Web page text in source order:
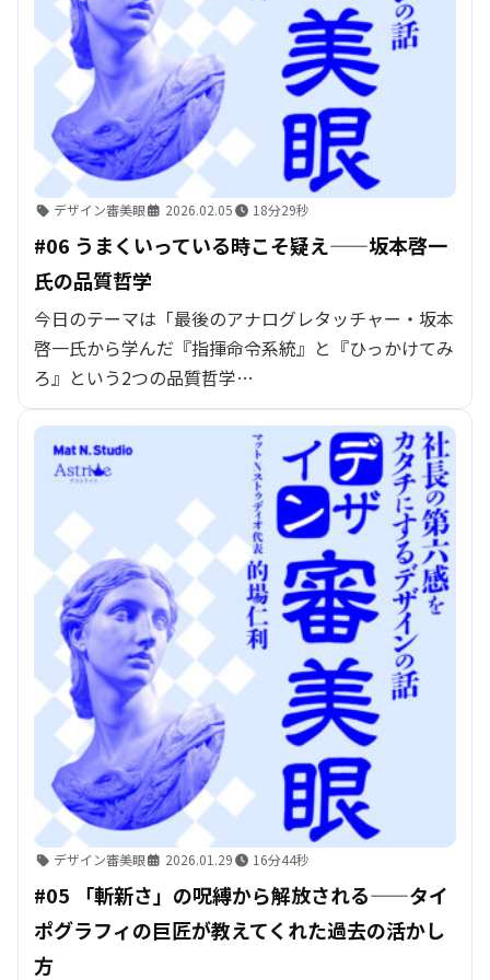
デザイン審美眼 2026.02.05 18分29秒
#06 うまくいっている時こそ疑え——坂本啓一
氏の品質哲学
今日のテーマは「最後のアナログレタッチャー・坂本
啓一氏から学んだ『指揮命令系統』と『ひっかけてみ
ろ』という2つの品質哲学…
デザイン審美眼 2026.01.29 16分44秒
#05 「斬新さ」の呪縛から解放される——タイ
ポグラフィの巨匠が教えてくれた過去の活かし
方